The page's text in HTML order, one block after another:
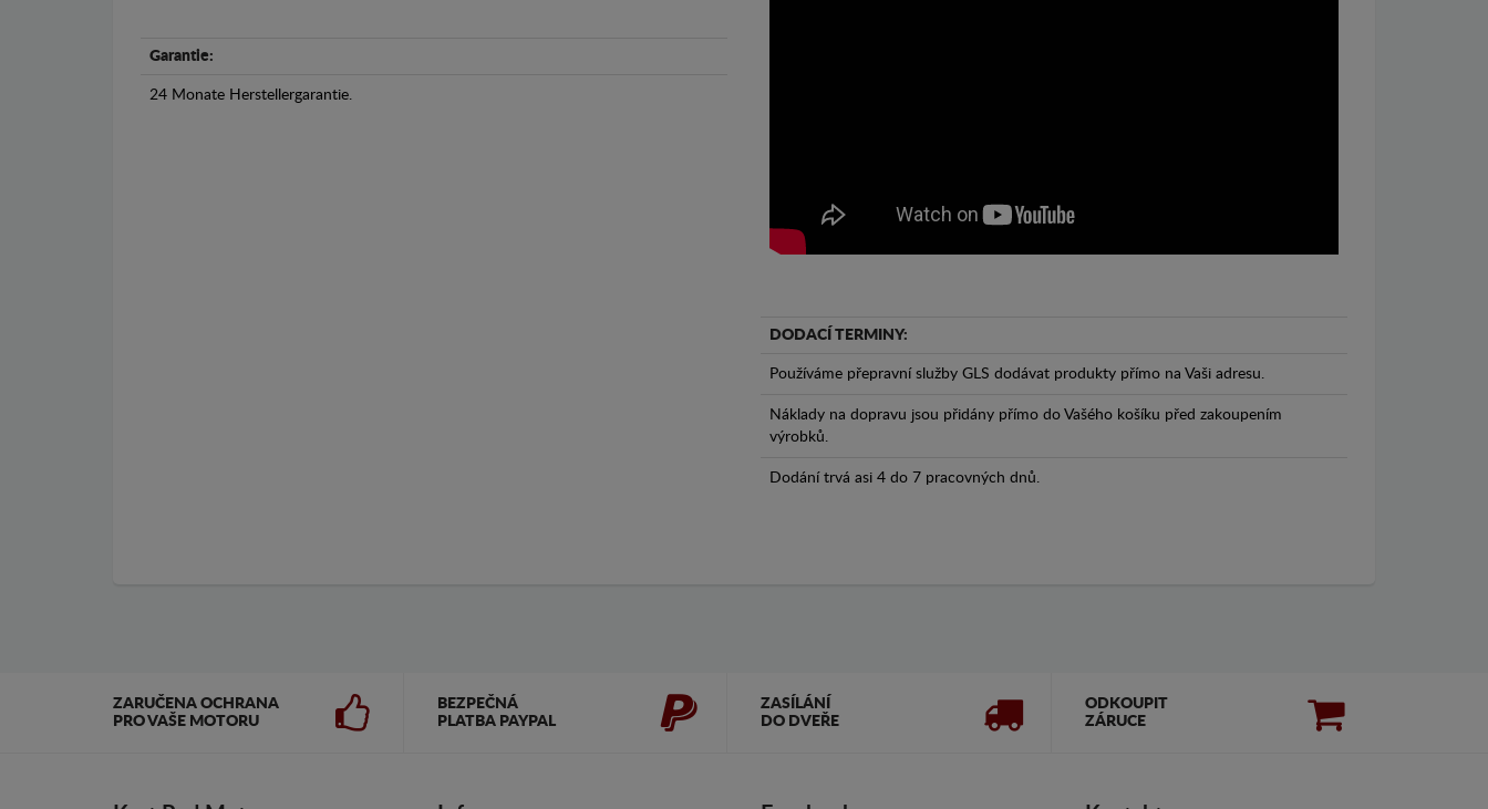
Garantie:
24 Monate Herstellergarantie.
DODACÍ TERMINY:
Používáme přepravní služby GLS dodávat produkty přímo na Vaši adresu.
Náklady na dopravu jsou přidány přímo do Vašého košíku před zakoupením
výrobků.
Dodání trvá asi 4 do 7 pracovných dnů.
ZARUČENA OCHRANA
PRO VAŠE MOTORU
BEZPEČNÁ
PLATBA PAYPAL
ZASÍLÁNÍ
DO DVEŘE
ODKOUPIT
ZÁRUCE